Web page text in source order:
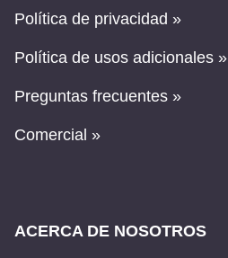
Política de privacidad »
Política de usos adicionales »
Preguntas frecuentes »
Comercial »
ACERCA DE NOSOTROS